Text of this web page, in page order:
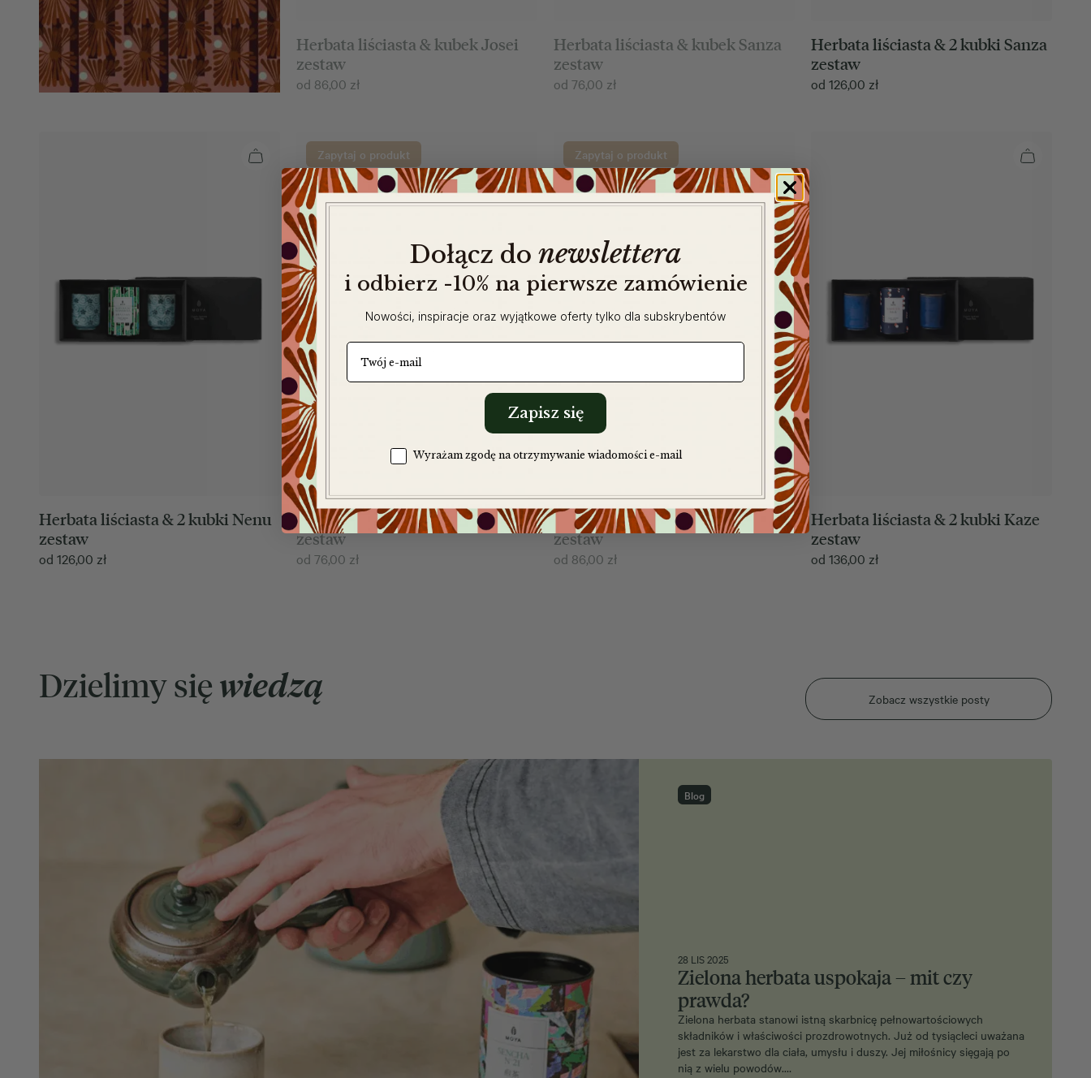
Herbata liściasta & kubek Josei
zestaw
od 86,00 zł
Herbata liściasta & kubek Sanza
zestaw
od 76,00 zł
Herbata liściasta & 2 kubki Sanza
zestaw
od 126,00 zł
Herbata liściasta & 2 kubki Nenu
zestaw
od 126,00 zł
Zapytaj o produkt
Herbata liściasta & kubek Nenu
zestaw
od 76,00 zł
Zapytaj o produkt
Herbata liściasta & kubek Kaze
zestaw
od 86,00 zł
Herbata liściasta & 2 kubki Kaze
zestaw
od 136,00 zł
Dzielimy sięwiedzą Zobacz wszystkie posty
Blog
28 LIS 2025
Zielona herbata uspokaja – mit czy
prawda?
Zielona herbata stanowi istną skarbnicę pełnowartościowych
składników i właściwości prozdrowotnych. Już od tysiącleci uważana
jest za lekarstwo dla ciała, umysłu i duszy. Jej miłośnicy sięgają po
nią z wielu powodów.…
Dołącz do newslettera
i odbierz -10% na pierwsze zamówienie
Nowości, inspiracje oraz wyjątkowe oferty tylko dla subskrybentów
e-mail
Zapisz się
Zgoda na komunikację
Wyrażam zgodę na otrzymywanie wiadomości e-mail